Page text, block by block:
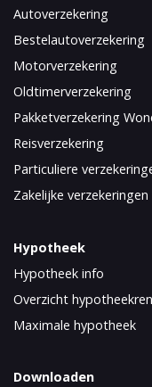
Autoverzekering
Bestelautoverzekering
Motorverzekering
Oldtimerverzekering
Pakketverzekering
Reisverzekering
Particuliere
Zakelijke verzekeringen
Hypotheek
Hypotheek info
Overzicht
Maximale hypotheek
Downloaden